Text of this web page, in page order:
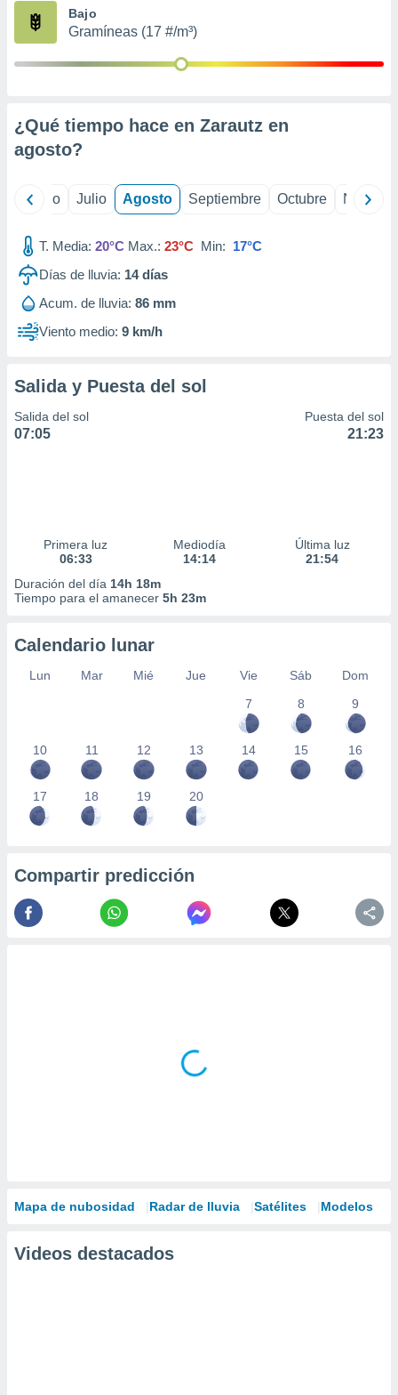
publicidad
1199
Bajo
Gramíneas (17 #/m³)
¿Qué tiempo hace en Zarautz en
agosto?
Junio Julio Agosto Septiembre Octubre
T. Media: 20°C Max.: 23°C Min: 17°C
Días de lluvia: 14días
Acum. de lluvia: 86 mm
Viento medio: 9 km/h
Salida y Puesta del sol
Salida del sol
07:05
Puesta del sol
21:23
Primera luz
06:33
Mediodía
14:14
Última luz
21:54
Duración del día 14h 18m
Tiempo para el amanecer 5h 23m
Calendario lunar
Lun Mar Mié Jue Vie Sáb
Dom
7
8 9
10 11 12 13 14 15 16
17 18 19 20
Compartir predicción
Mapa de nubosidad Radar de lluvia Satélites Modelos
Videos destacados